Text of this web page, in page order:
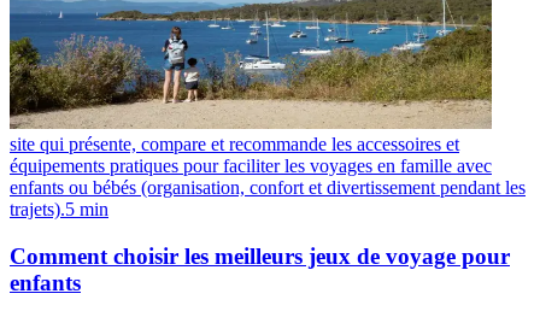
site qui présente, compare et recommande les accessoires et
équipements pratiques pour faciliter les voyages en famille avec
enfants ou bébés (organisation, confort et divertissement pendant les
trajets).5 min
Comment choisir les meilleurs jeux de voyage pour
enfants